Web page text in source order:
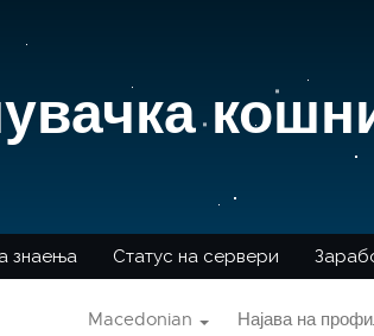
знаења Статус на сервери
Macedonian Најава на